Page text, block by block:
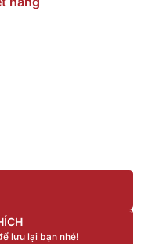
lưu lại bạn nhé!